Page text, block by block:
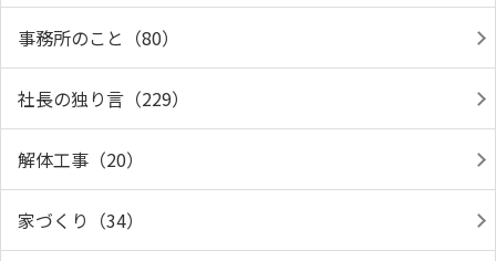
事務所のこと（80）
社長の独り言（229）
解体工事（20）
家づくり（34）